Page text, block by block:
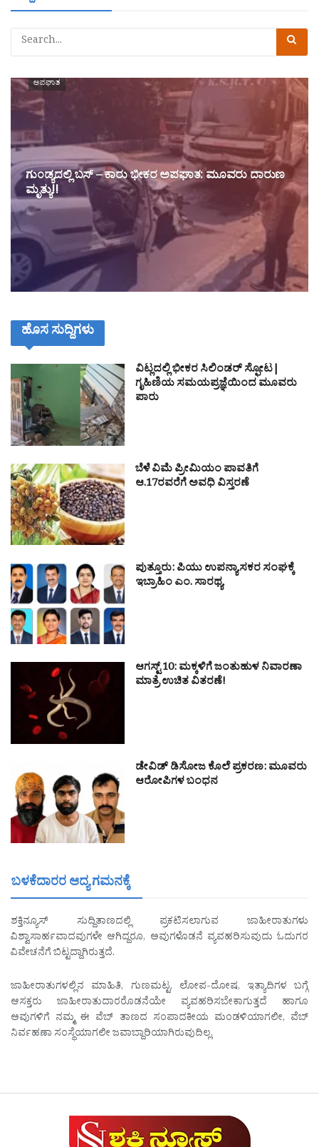
ಅಪಘಾತ
ಗುಂಡ್ಯದಲ್ಲಿ ಬಸ್ – ಕಾರು ಭೀಕರ ಅಪಘಾತ: ಮೂವರು ದಾರುಣ
ಮೃತ್ಯು!!
ಹೊಸ ಸುದ್ದಿಗಳು
ವಿಟ್ಲದಲ್ಲಿ ಭೀಕರ ಸಿಲಿಂಡರ್ ಸ್ಫೋಟ|
ಗೃಹಿಣಿಯ ಸಮಯಪ್ರಜ್ಞೆಯಿಂದ ಮೂವರು
ಪಾರು
ಬೆಳೆ ವಿಮೆ ಪ್ರೀಮಿಯಂ ಪಾವತಿಗೆ
ಆ.17ರವರೆಗೆ ಅವಧಿ ವಿಸ್ತರಣೆ
ಪುತ್ತೂರು: ಪಿಯು ಉಪನ್ಯಾಸಕರ ಸಂಘಕ್ಕೆ
ಇಬ್ರಾಹಿಂ ಎಂ. ಸಾರಥ್ಯ
ಆಗಸ್ಟ್ 10: ಮಕ್ಕಳಿಗೆ ಜಂತುಹುಳ ನಿವಾರಣಾ
ಮಾತ್ರೆ ಉಚಿತ ವಿತರಣೆ!
ಡೇವಿಡ್ ಡಿಸೋಜ ಕೊಲೆ ಪ್ರಕರಣ: ಮೂವರು
ಆರೋಪಿಗಳ ಬಂಧನ
ಬಳಕೆದಾರರ ಆದ್ಯ ಗಮನಕ್ಕೆ
ಶಕ್ತಿನ್ಯೂಸ್ ಸುದ್ದಿತಾಣದಲ್ಲಿ ಪ್ರಕಟಿಸಲಾಗುವ ಜಾಹೀರಾತುಗಳು
ವಿಶ್ವಾಸಾರ್ಹವಾದವುಗಳೇ ಆಗಿದ್ದರೂ, ಅವುಗಳೊಡನೆ ವ್ಯವಹರಿಸುವುದು ಓದುಗರ
ವಿವೇಚನೆಗೆ ಬಿಟ್ಟದ್ದಾಗಿರುತ್ತದೆ.
ಜಾಹೀರಾತುಗಳಲ್ಲಿನ ಮಾಹಿತಿ, ಗುಣಮಟ್ಟ, ಲೋಪ-ದೋಷ, ಇತ್ಯಾದಿಗಳ ಬಗ್ಗೆ
ಆಸಕ್ತರು ಜಾಹೀರಾತುದಾರರೊಡನೆಯೇ ವ್ಯವಹರಿಸಬೇಕಾಗುತ್ತದೆ ಹಾಗೂ
ಅವುಗಳಿಗೆ ನಮ್ಮ ಈ ವೆಬ್ ತಾಣದ ಸಂಪಾದಕೀಯ ಮಂಡಳಿಯಾಗಲೀ, ವೆಬ್
ನಿರ್ವಹಣಾ ಸಂಸ್ಥೆಯಾಗಲೀ ಜವಾಬ್ದಾರಿಯಾಗಿರುವುದಿಲ್ಲ.